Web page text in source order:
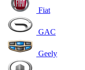
Fiat
GAC
Geely